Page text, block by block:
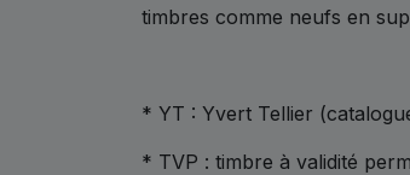
timbres comme neufs en
* YT : Yvert Tellier
* TVP : timbre à validité